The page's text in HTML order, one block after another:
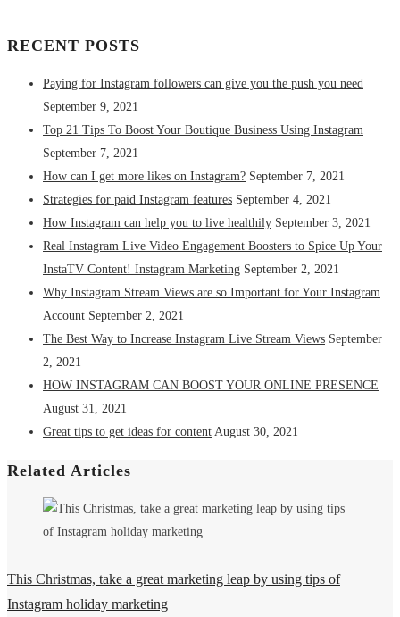
RECENT POSTS
Paying for Instagram followers can give you the push you need
September 9, 2021
Top 21 Tips To Boost Your Boutique Business Using Instagram
September 7, 2021
How can I get more likes on Instagram? September 7, 2021
Strategies for paid Instagram features September 4, 2021
How Instagram can help you to live healthily September 3, 2021
Real Instagram Live Video Engagement Boosters to Spice Up Your
InstaTV Content! Instagram Marketing September 2, 2021
Why Instagram Stream Views are so Important for Your Instagram
Account September 2, 2021
The Best Way to Increase Instagram Live Stream Views September
2, 2021
HOW INSTAGRAM CAN BOOST YOUR ONLINE PRESENCE
August 31, 2021
Great tips to get ideas for content August 30, 2021
Related Articles
This Christmas, take a great marketing leap by using tips of
Instagram holiday marketing